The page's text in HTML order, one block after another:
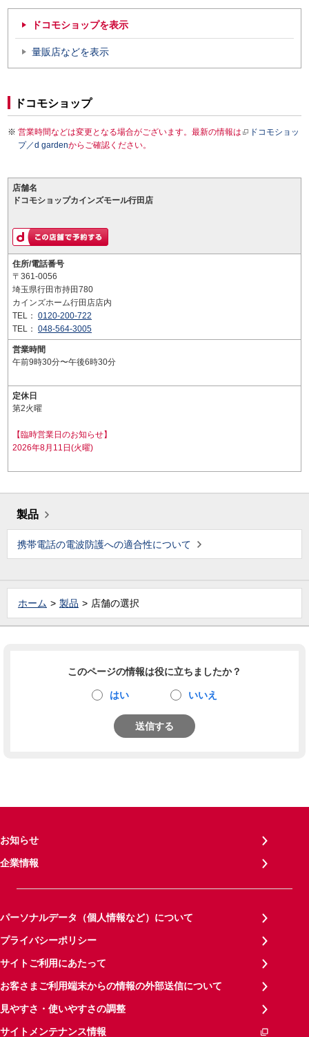
ドコモショップを表示
量販店などを表示
ドコモショップ
営業時間などは変更となる場合がございます。最新の情報は
ドコモショッ
プ／d gardenからご確認ください。
店舗名
ドコモショップカインズモール行田店
住所/電話番号
〒361-0056
埼玉県行田市持田780
カインズホーム行田店店内
TEL： 0120-200-722
TEL： 048-564-3005
営業時間
午前9時30分〜午後6時30分
定休日
第2火曜
【臨時営業日のお知らせ】
2026年8月11日(火曜)
製品
携帯電話の電波防護への適合性について
ホーム 製品 店舗の選択
このページの情報は役に立ちましたか？
はい いいえ
送信する
お知らせ
企業情報
パーソナルデータ（個人情報など）について
プライバシーポリシー
サイトご利用にあたって
お客さまご利用端末からの情報の外部送信について
見やすさ・使いやすさの調整
サイトメンテナンス情報